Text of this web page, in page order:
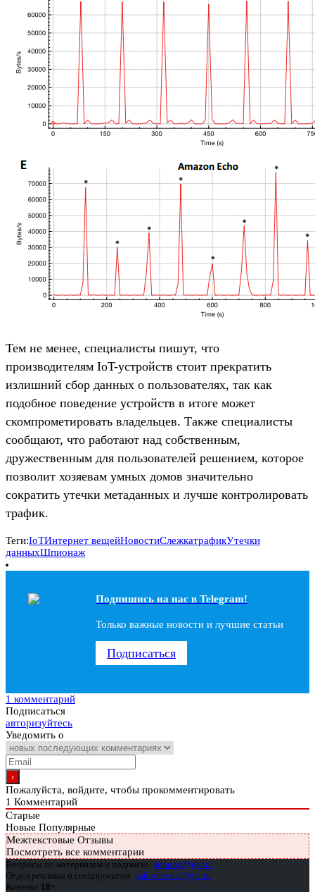
Тем не менее, специалисты пишут, что
производителям IoT-устройств стоит прекратить
излишний сбор данных о пользователях, так как
подобное поведение устройств в итоге может
скомпрометировать владельцев. Также специалисты
сообщают, что работают над собственным,
дружественным для пользователей решением, которое
позволит хозяевам умных домов значительно
сократить утечки метаданных и лучше контролировать
трафик.
Теги:IoTИнтернет вещейНовостиСлежкатрафикУтечки
данныхШпионаж
Подпишись на наc в Telegram!
Только важные новости и лучшие статьи
Подписаться
1 комментарий
Подписаться
авторизуйтесь
Уведомить о
Пожалуйста, войдите, чтобы прокомментировать
1 Комментарий
Старые
Новые Популярные
Межтекстовые Отзывы
Посмотреть все комментарии
Вопросы по материалам и подписке: support@glc.ru
Отдел рекламы и спецпроектов: yakovleva.a@glc.ru
Контент 18+